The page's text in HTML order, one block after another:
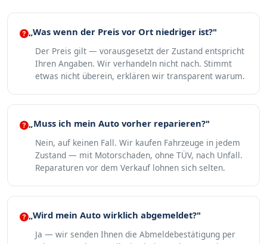
„Was wenn der Preis vor Ort niedriger ist?"
Der Preis gilt — vorausgesetzt der Zustand entspricht
Ihren Angaben. Wir verhandeln nicht nach. Stimmt
etwas nicht überein, erklären wir transparent warum.
„Muss ich mein Auto vorher reparieren?"
Nein, auf keinen Fall. Wir kaufen Fahrzeuge in jedem
Zustand — mit Motorschaden, ohne TÜV, nach Unfall.
Reparaturen vor dem Verkauf lohnen sich selten.
„Wird mein Auto wirklich abgemeldet?"
Ja — wir senden Ihnen die Abmeldebestätigung per